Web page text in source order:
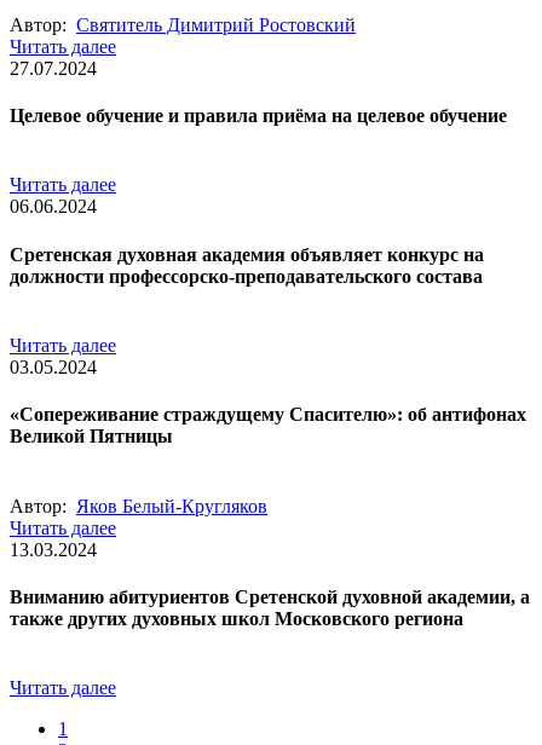
Автор: Святитель Димитрий Ростовский
Читать далее
27.07.2024
Целевое обучение и правила приёма на целевое обучение
Читать далее
06.06.2024
Сретенская духовная академия объявляет конкурс на
должности профессорско-преподавательского состава
Читать далее
03.05.2024
«Сопереживание страждущему Спасителю»: об антифонах
Великой Пятницы
Автор: Яков Белый-Кругляков
Читать далее
13.03.2024
Вниманию абитуриентов Сретенской духовной академии, а
также других духовных школ Московского региона
Читать далее
1